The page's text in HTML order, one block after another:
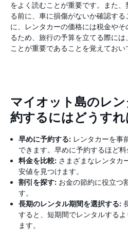
をよく読むことが重要です。また
る前に、車に損傷がないか確認す
に、レンタカーの価格には税金や
るため、旅行の予算を立てる際に
ことが重要であることを覚えておい
マイオット島のレ
約するにはどうす
早めに予約する: レンタカーを事
できます。早めに予約するほど料
料金を比較: さまざまなレンタカ
安値を見つけます。
割引を探す: お金の節約に役立つ
す。
長期のレンタル期間を選択する:
すると、短期間でレンタルする
ます。